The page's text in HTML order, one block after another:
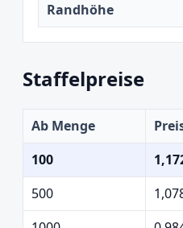
Randhöhe
Staffelpreise
Ab Menge
100
500